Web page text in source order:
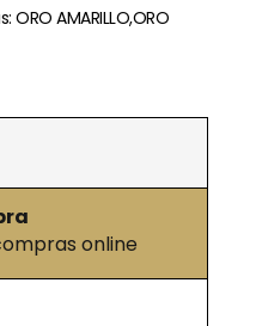
AMARILLO,ORO
online